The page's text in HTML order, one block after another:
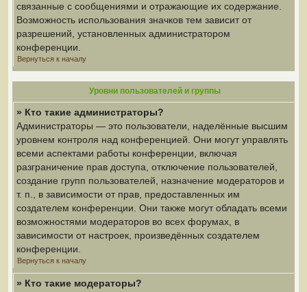
связанные с сообщениями и отражающие их содержание.
Возможность использования значков тем зависит от
разрешений, установленных администратором
конференции.
Вернуться к началу
Уровни пользователей и группы
» Кто такие администраторы?
Администраторы — это пользователи, наделённые высшим
уровнем контроля над конференцией. Они могут управлять
всеми аспектами работы конференции, включая
разграничение прав доступа, отключение пользователей,
создание групп пользователей, назначение модераторов и
т. п., в зависимости от прав, предоставленных им
создателем конференции. Они также могут обладать всеми
возможностями модераторов во всех форумах, в
зависимости от настроек, произведённых создателем
конференции.
Вернуться к началу
» Кто такие модераторы?